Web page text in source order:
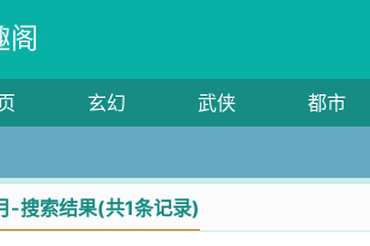
阁
玄幻 武侠 都市
-搜索结果(共1条记录)